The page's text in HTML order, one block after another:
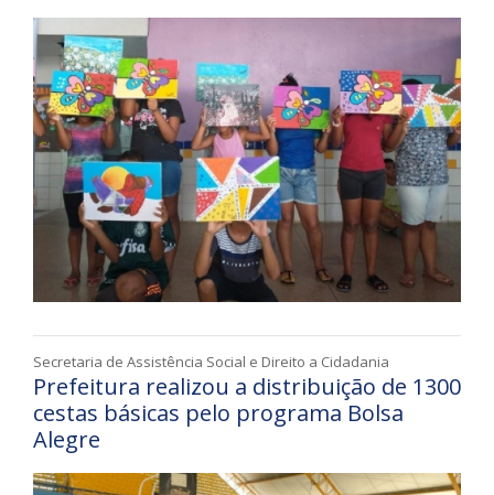
Secretaria de Assistência Social e Direito a Cidadania
Prefeitura realizou a distribuição de 1300
cestas básicas pelo programa Bolsa
Alegre